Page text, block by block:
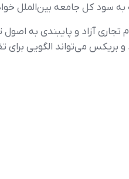
به سود کل جامعه بین‌الملل
آزاد و پایبندی به اصول
بریکس می‌تواند الگویی برای